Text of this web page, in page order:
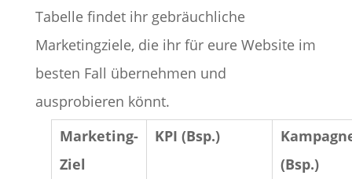
Tabelle findet ihr gebräuchliche
Marketingziele, die ihr für eure Website im
besten Fall übernehmen und
ausprobieren könnt.
Marketing-
Ziel
KPI (Bsp.)
(Bsp.)